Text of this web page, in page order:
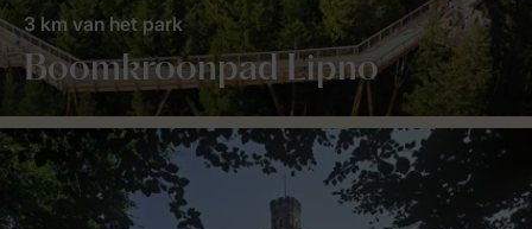
Boomkroonpad Lipno
3 km van het park